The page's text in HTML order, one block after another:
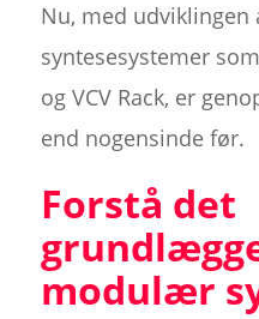
Nu, med udviklingen
syntesesystemer
og VCV Rack, er
end nogensinde før.
Forstå det
modulær